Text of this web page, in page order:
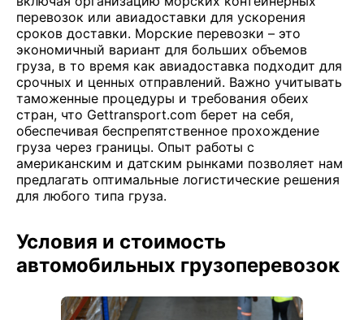
перевозок или авиадоставки для ускорения
сроков доставки. Морские перевозки – это
экономичный вариант для больших объемов
груза, в то время как авиадоставка подходит для
срочных и ценных отправлений. Важно учитывать
таможенные процедуры и требования обеих
стран, что Gettransport.com берет на себя,
обеспечивая беспрепятственное прохождение
груза через границы. Опыт работы с
американским и датским рынками позволяет нам
предлагать оптимальные логистические решения
для любого типа груза.
Условия и стоимость
автомобильных грузоперевозок